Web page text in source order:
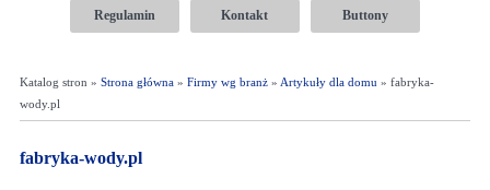
Regulamin Kontakt Buttony
Katalog stron » Strona główna» Firmy wg branż» Artykuły dla domu » fabryka-
wody.pl
fabryka-wody.pl